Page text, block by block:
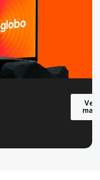
Ver
mais